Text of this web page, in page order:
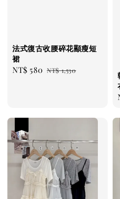
法式復古收腰碎花顯瘦短
裙
Sale
NT$ 580 Regular
NT$ 1,530